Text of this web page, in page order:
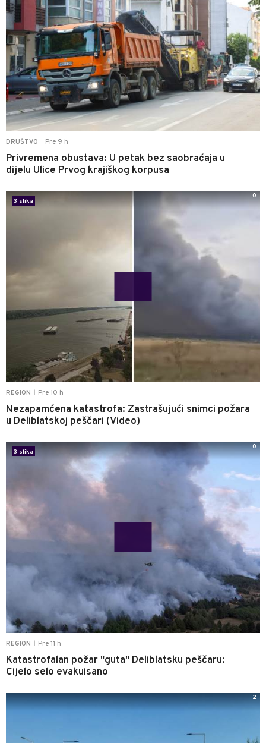
DRUŠTVO Pre 9 h
Privremena obustava: U petak bez saobraćaja u
dijelu Ulice Prvog krajiškog korpusa
REGION Pre 10 h
Nezapamćena katastrofa: Zastrašujući snimci požara
u Deliblatskoj peščari (Video)
3 slika
0
REGION Pre 11 h
Katastrofalan požar "guta" Deliblatsku peščaru:
Cijelo selo evakuisano
3 slika
0
2